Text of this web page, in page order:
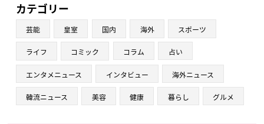
カテゴリー
芸能 皇室 国内 海外 スポーツ
ライフ コミック コラム 占い
エンタメニュース インタビュー 海外ニュース
韓流ニュース 美容 健康 暮らし グルメ